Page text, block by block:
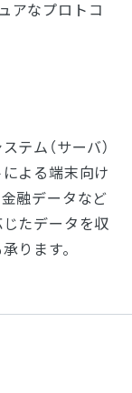
アなプロトコ
テム（サーバ）
よる端末向け
融データなど
たデータを収
ります。